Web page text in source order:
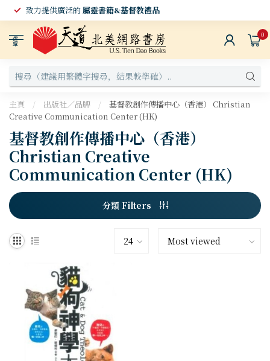
致力提供廣泛的屬靈書籍&基督教禮品
選
單
0
主頁 / 出版社／品牌 /
基督教創作傳播中心（香港） Christian
Creative Communication Center (HK)
基督教創作傳播中心（香港）
Christian Creative
Communication Center (HK)
分類 Filters